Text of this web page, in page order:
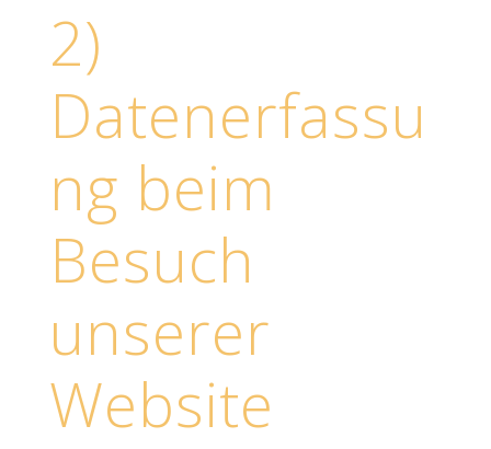
2)
Datenerfassu
ng beim
Besuch
unserer
Website